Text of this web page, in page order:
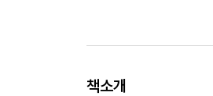
책소개